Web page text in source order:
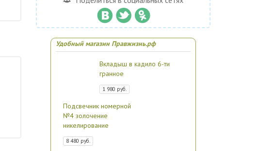
Удобный магазин Правжизнь.рф
Вкладыш в кадило 6-ти
гранное
1 980 руб.
Подсвечник номерной
№4 золочение
никелирование
8 480 руб.